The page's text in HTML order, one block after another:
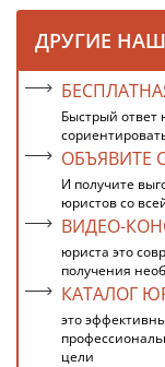
ДРУГИЕ
Быстрый
ОБЪЯВИТЕ
И получите
юристов со
ВИДЕО-
юриста это
получения
КАТАЛОГ
это
цели